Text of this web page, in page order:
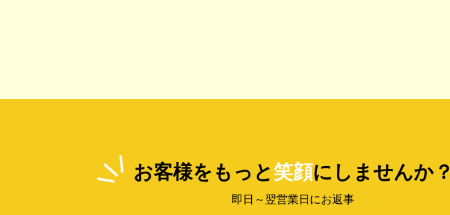
お客様をもっと笑顔にしませんか？
即日～翌営業日にお返事